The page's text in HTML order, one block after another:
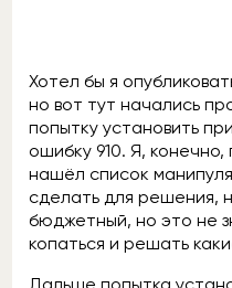
Хотел бы я
но вот тут начались
попытку установить
ошибку 910. Я,
нашёл список
сделать для решения,
бюджетный, но это не
копаться и решать